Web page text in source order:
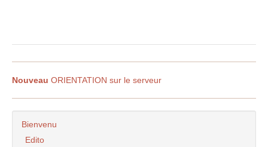
Nouveau ORIENTATION sur le serveur
Bienvenu
Edito